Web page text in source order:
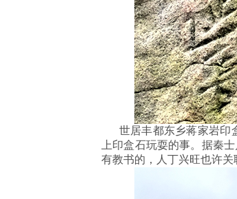
世居丰都东乡蒋家岩印
上印盒石玩耍的事。据秦
有教书的，人丁兴旺也许关